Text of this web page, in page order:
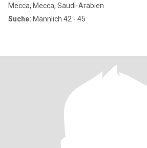
Mecca, Mecca, Saudi-Arabien
Suche: Männlich 42 - 45